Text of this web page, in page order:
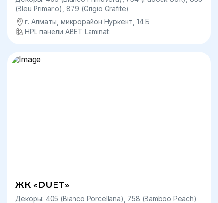
(Bleu Primario), 879 (Grigio Grafite)
г. Алматы, микрорайон Нуркент, 14 Б
HPL панели ABET Laminati
ЖК «DUET»
Декоры: 405 (Bianco Porcellana), 758 (Bamboo Peach)